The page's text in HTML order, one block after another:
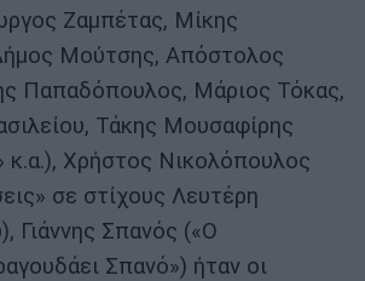
Ζαμπέτας, Μίκης
Μούτσης, Απόστολος
Παπαδόπουλος, Μάριος Τόκας,
Τάκης Μουσαφίρης
κ.α.), Χρήστος Νικολόπουλος
σε στίχους Λευτέρη
Γιάννης Σπανός («Ο
Σπανό») ήταν οι